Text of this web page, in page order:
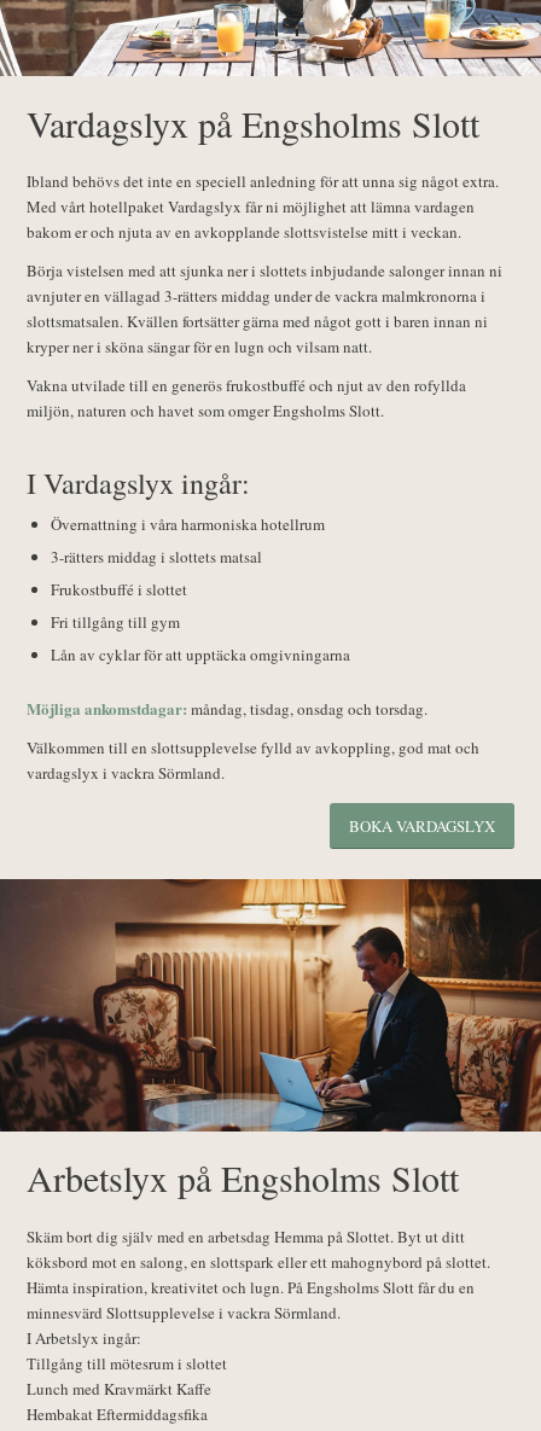
Vardagslyx på Engsholms Slott
Ibland behövs det inte en speciell anledning för att unna sig något extra.
Med vårt hotellpaket Vardagslyx får ni möjlighet att lämna vardagen
bakom er och njuta av en avkopplande slottsvistelse mitt i veckan.
Börja vistelsen med att sjunka ner i slottets inbjudande salonger innan ni
avnjuter en vällagad 3-rätters middag under de vackra malmkronorna i
slottsmatsalen. Kvällen fortsätter gärna med något gott i baren innan ni
kryper ner i sköna sängar för en lugn och vilsam natt.
Vakna utvilade till en generös frukostbuffé och njut av den rofyllda
miljön, naturen och havet som omger Engsholms Slott.
I Vardagslyx ingår:
Övernattning i våra harmoniska hotellrum
3-rätters middag i slottets matsal
Frukostbuffé i slottet
Fri tillgång till gym
Lån av cyklar för att upptäcka omgivningarna
Möjliga ankomstdagar: måndag, tisdag, onsdag och torsdag.
Välkommen till en slottsupplevelse fylld av avkoppling, god mat och
vardagslyx i vackra Sörmland.
BOKA VARDAGSLYX
Arbetslyx på Engsholms Slott
Skäm bort dig själv med en arbetsdag Hemma på Slottet. Byt ut ditt
köksbord mot en salong, en slottspark eller ett mahognybord på slottet.
Hämta inspiration, kreativitet och lugn. På Engsholms Slott får du en
minnesvärd Slottsupplevelse i vackra Sörmland.
I Arbetslyx ingår:
Tillgång till mötesrum i slottet
Lunch med Kravmärkt Kaffe
Hembakat Eftermiddagsfika